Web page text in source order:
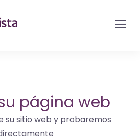
página web
su sitio web y probaremos